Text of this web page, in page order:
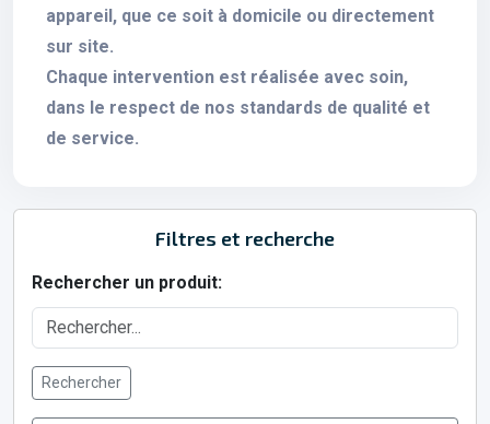
appareil, que ce soit à domicile ou directement
sur site.
Chaque intervention est réalisée avec soin,
dans le respect de nos standards de qualité et
de service.
Filtres et recherche
Rechercher un produit:
Rechercher